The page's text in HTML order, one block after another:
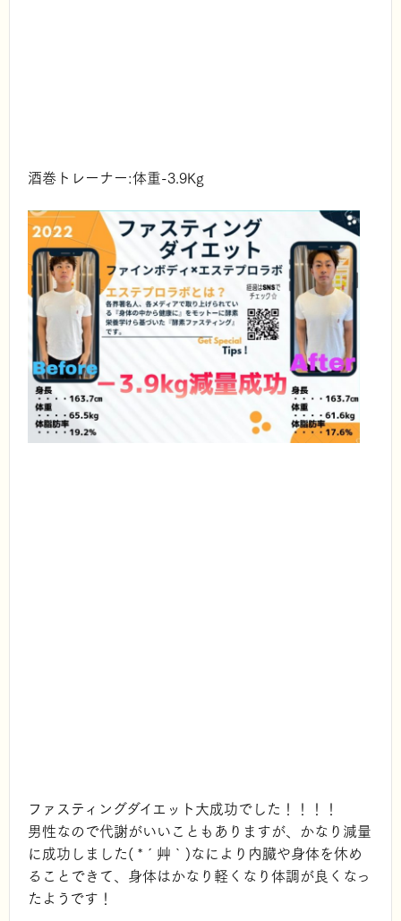
酒巻トレーナー:体重-3.9Kg
ファスティングダイエット大成功でした！！！！
男性なので代謝がいいこともありますが、かなり減量
に成功しました( *´艸｀)なにより内臓や身体を休め
ることできて、身体はかなり軽くなり体調が良くなっ
たようです！